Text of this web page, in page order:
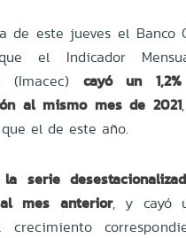
de este jueves el Banco
el Indicador
(Imacec) cayó un
al mismo mes de 2021
el de este año.
la serie
mes anterior, y cayó
crecimiento